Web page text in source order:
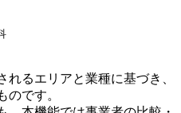
るエリアと業種に基づき、
のです。